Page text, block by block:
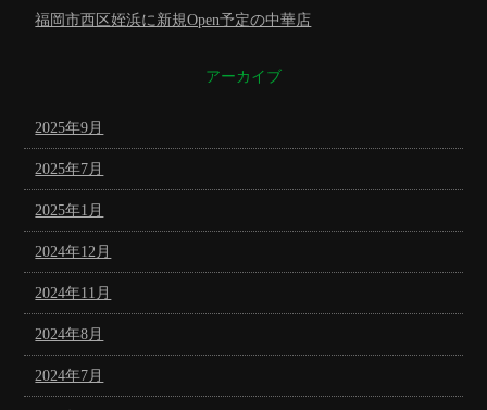
福岡市西区姪浜に新規Open予定の中華店
アーカイブ
2025年9月
2025年7月
2025年1月
2024年12月
2024年11月
2024年8月
2024年7月